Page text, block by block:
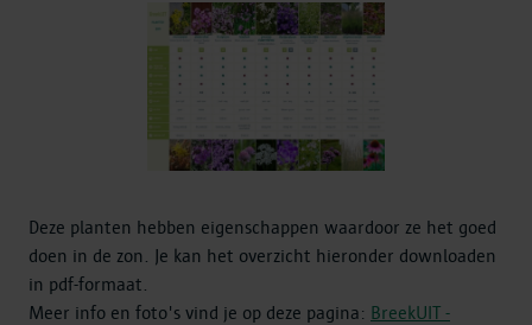
Deze planten hebben eigenschappen waardoor ze het goed
doen in de zon. Je kan het overzicht hieronder downloaden
in pdf-formaat.
Meer info en foto's vind je op deze pagina: BreekUIT -